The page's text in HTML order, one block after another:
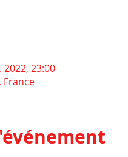
2022, 23:00